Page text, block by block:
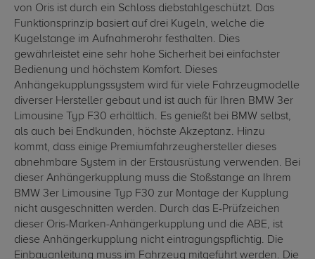
von Oris ist durch ein Schloss diebstahlgeschützt. Das
Funktionsprinzip basiert auf drei Kugeln, welche die
Kugelstange im Aufnahmerohr festhalten. Dies
gewährleistet eine sehr hohe Sicherheit bei einfachster
Bedienung und höchstem Komfort. Dieses
Anhängekupplungssystem wird für viele Fahrzeugmodelle
diverser Hersteller gebaut und ist auch für Ihren BMW 3er
Limousine Typ F30 erhältlich. Es genießt bei BMW selbst,
als auch bei Endkunden, höchste Akzeptanz. Hinzu
kommt, dass einige Premiumfahrzeughersteller dieses
abnehmbare System in der Erstausrüstung verwenden. Bei
dieser Anhängerkupplung muss die Stoßstange an Ihrem
BMW 3er Limousine Typ F30 zur Montage der Kupplung
nicht ausgeschnitten werden. Durch das E-Prüfzeichen
dieser Oris-Marken-Anhängerkupplung und die ABE, ist
diese Anhängerkupplung nicht eintragungspflichtig. Die
Einbauanleitung muss im Fahrzeug mitgeführt werden. Die